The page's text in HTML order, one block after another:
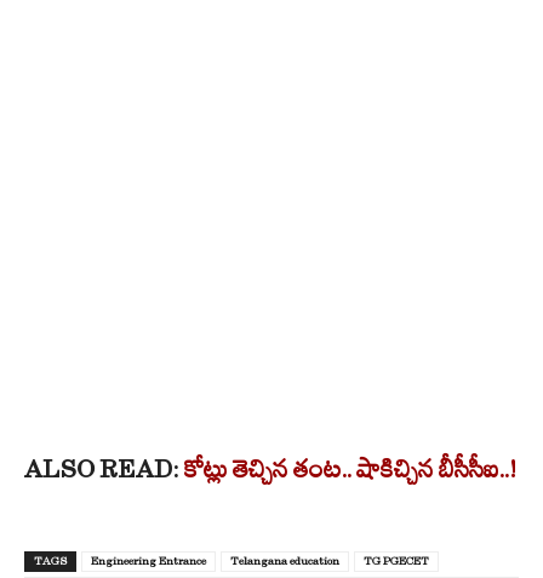
ALSO READ: కోట్లు తెచ్చిన తంట.. షాకిచ్చిన బీసీసీఐ..!
TAGS Engineering Entrance Telangana education TG PGECET